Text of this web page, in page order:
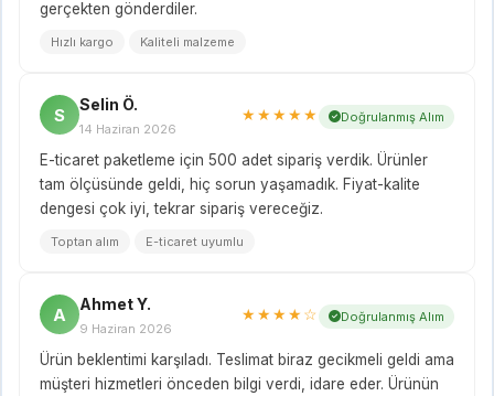
gerçekten gönderdiler.
Hızlı kargo Kaliteli malzeme
S
Selin Ö.
14 Haziran 2026
★★★★★ Doğrulanmış Alım
E-ticaret paketleme için 500 adet sipariş verdik. Ürünler
tam ölçüsünde geldi, hiç sorun yaşamadık. Fiyat-kalite
dengesi çok iyi, tekrar sipariş vereceğiz.
Toptan alım E-ticaret uyumlu
A
Ahmet Y.
9 Haziran 2026
★★★★☆ Doğrulanmış Alım
Ürün beklentimi karşıladı. Teslimat biraz gecikmeli geldi ama
müşteri hizmetleri önceden bilgi verdi, idare eder. Ürünün